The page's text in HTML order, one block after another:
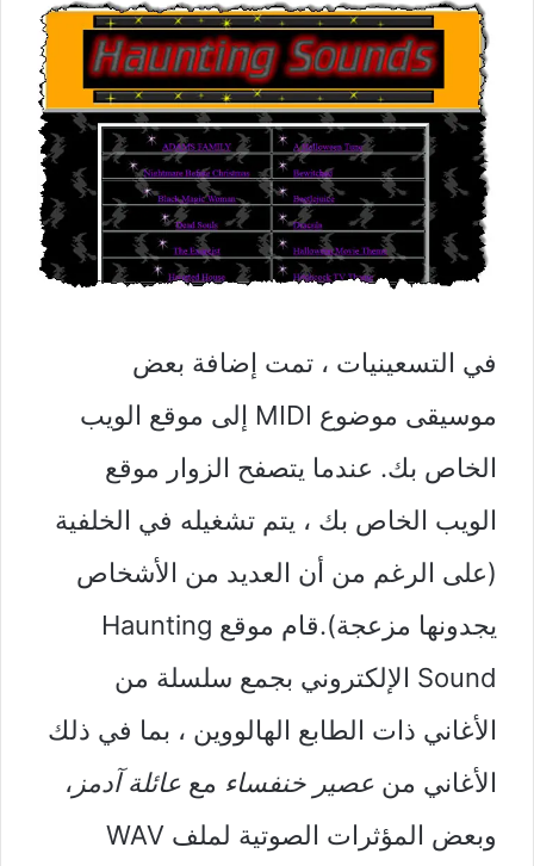
في التسعينيات ، تمت إضافة بعض
موسيقى موضوع MIDI إلى موقع الويب
الخاص بك. عندما يتصفح الزوار موقع
الويب الخاص بك ، يتم تشغيله في الخلفية
(على الرغم من أن العديد من الأشخاص
يجدونها مزعجة).قام موقع Haunting
Sound الإلكتروني بجمع سلسلة من
الأغاني ذات الطابع الهالووين ، بما في ذلك
الأغاني من عصير خنفساء مع عائلة آدمز ،
وبعض المؤثرات الصوتية لملف WAV